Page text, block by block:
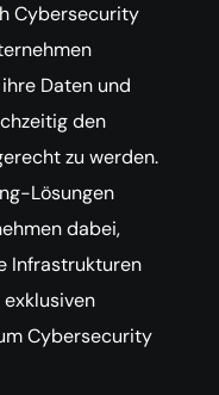
Cybersecurity
Daten und
den
zu werden.
Lösungen
dabei,
Infrastrukturen
Cybersecurity